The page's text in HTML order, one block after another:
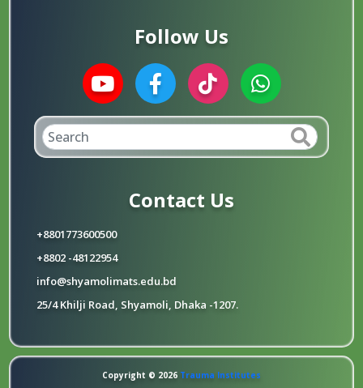
Follow Us
Contact Us
+8801773600500
+8802 -48122954
info@shyamolimats.edu.bd
25/4 Khilji Road, Shyamoli, Dhaka -1207.
Copyright © 2026 Trauma Institutes